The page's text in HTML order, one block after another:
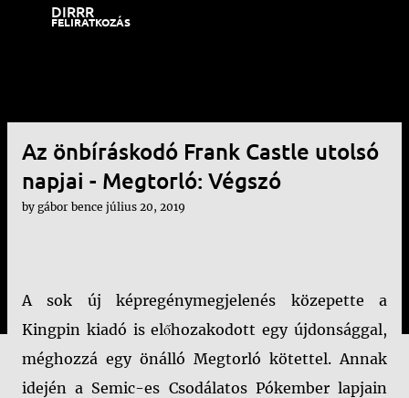
DIRRR
FELIRATKOZÁS
Az önbíráskodó Frank Castle utolsó
napjai - Megtorló: Végszó
by gábor bence július 20, 2019
A sok új képregénymegjelenés közepette a
Kingpin kiadó is előhozakodott egy újdonsággal,
méghozzá egy önálló Megtorló kötettel. Annak
idején a Semic-es Csodálatos Pókember lapjain